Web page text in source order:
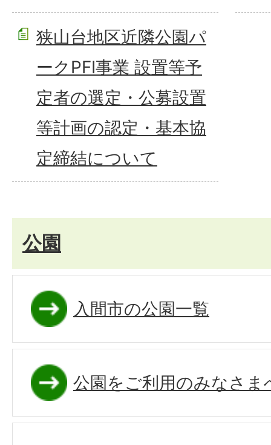
狭山台地区近隣公園パ
ークPFI事業 設置等予
定者の選定・公募設置
等計画の認定・基本協
定締結について
公園
入間市の公園一覧
公園をご利用のみなさま